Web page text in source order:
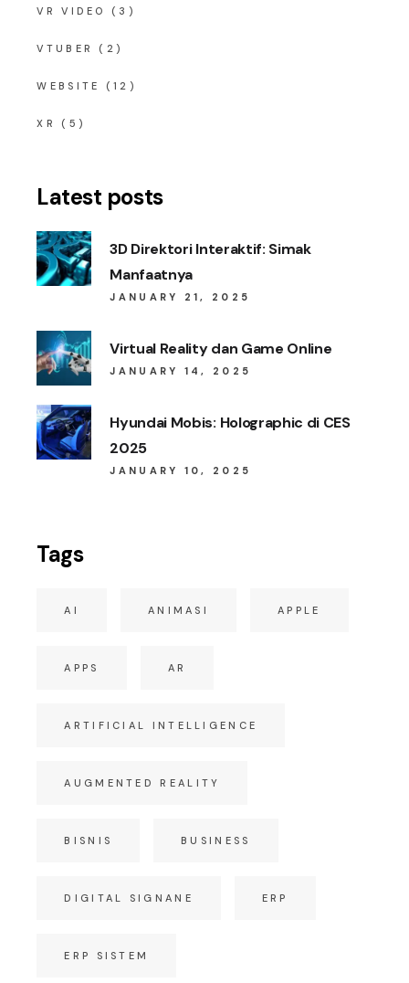
VR VIDEO (3)
VTUBER (2)
WEBSITE (12)
XR (5)
Latest posts
3D Direktori Interaktif: Simak
Manfaatnya
JANUARY 21, 2025
Virtual Reality dan Game Online
JANUARY 14, 2025
Hyundai Mobis: Holographic di CES
2025
JANUARY 10, 2025
Tags
AI ANIMASI APPLE
APPS AR
ARTIFICIAL INTELLIGENCE
AUGMENTED REALITY
BISNIS BUSINESS
DIGITAL SIGNANE ERP
ERP SISTEM